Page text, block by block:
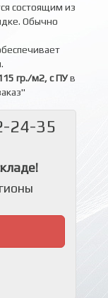
состоящим из
Обычно
гр./м2, с ПУв
24-35